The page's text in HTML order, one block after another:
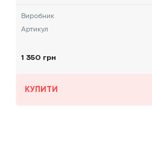
Виробник
Артикул
1 350 грн
КУПИТИ